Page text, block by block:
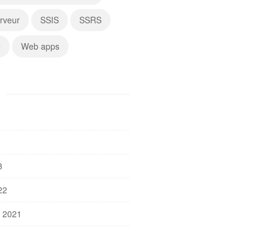
SSIS SSRS
Web apps